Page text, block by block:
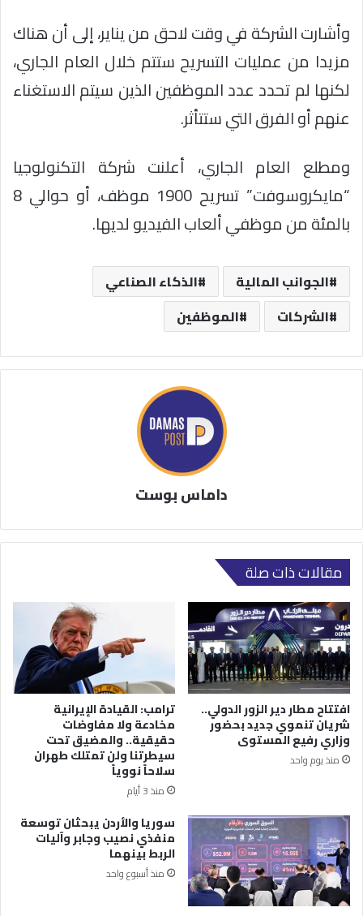
وأشارت الشركة في وقت لاحق من يناير، إلى أن هناك
مزيدا من عمليات التسريح ستتم خلال العام الجاري،
لكنها لم تحدد عدد الموظفين الذين سيتم الاستغناء
عنهم أو الفرق التي ستتأثر.
ومطلع العام الجاري، أعلنت شركة التكنولوجيا
“مايكروسوفت” تسريح 1900 موظف، أو حوالي 8
بالمئة من موظفي ألعاب الفيديو لديها.
الجوانب المالية
الذكاء الصناعي
الشركات
الموظفين
داماس بوست
مقالات ذات صلة
افتتاح مطار دير الزور الدولي..
شريان تنموي جديد بحضور
وزاري رفيع المستوى
منذ يوم واحد
ترامب: القيادة الإيرانية
مخادعة ولا مفاوضات
حقيقية.. والمضيق تحت
سيطرتنا ولن تمتلك طهران
سلاحاً نووياً
منذ 3 أيام
سوريا والأردن يبحثان توسعة
منفذي نصيب وجابر وآليات
الربط بينهما
منذ أسبوع واحد